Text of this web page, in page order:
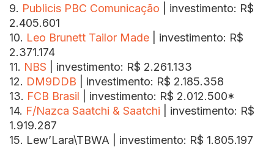
9. Publicis PBC Comunicação | investimento: R$
2.405.601
10. Leo Brunett Tailor Made | investimento: R$
2.371.174
11. NBS | investimento: R$ 2.261.133
12. DM9DDB | investimento: R$ 2.185.358
13. FCB Brasil | investimento: R$ 2.012.500*
14. F/Nazca Saatchi & Saatchi | investimento: R$
1.919.287
15. Lew’Lara\TBWA | investimento: R$ 1.805.197